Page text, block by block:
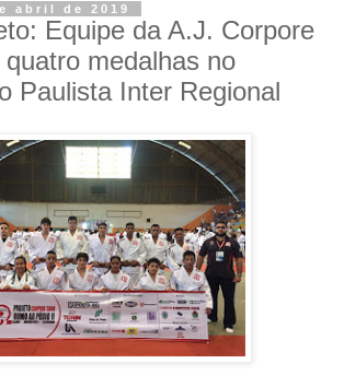
abril de 2019
Equipe da A.J. Corpore
medalhas no
Paulista Inter Regional